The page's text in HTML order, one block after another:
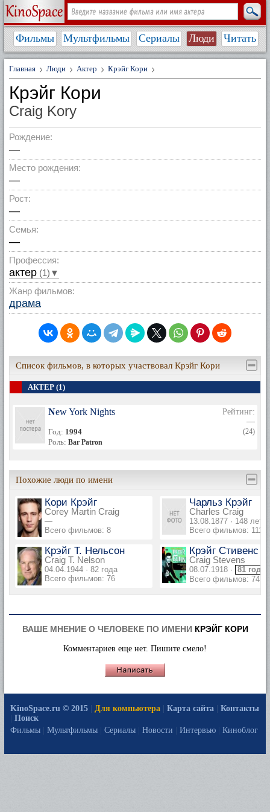
Фильмы Мультфильмы Сериалы Люди Читать
Главная Люди Актер Крэйг Кори
Крэйг Кори
Craig Kory
Рождение:
—
Место рождения:
—
Рост:
—
Семья:
—
Профессия:
актер (1)▼
Жанр фильмов:
драма
Список фильмов, в которых участвовал Крэйг Кори
АКТЕР (1)
New York Nights
Год: 1994
Роль: Bar Patron
Рейтинг:
—
(24)
Похожие люди по имени
Кори Крэйг
Corey Martin Craig
—
Всего фильмов: 8
Чарльз Крэйг
Charles Craig
13.08.1877 · 148 лет
Всего фильмов: 111
Крэйг Т. Нельсон
Craig T. Nelson
04.04.1944 · 82 года
Всего фильмов: 76
Крэйг Стивенс
Craig Stevens
08.07.1918 · 81 год
Всего фильмов: 74
ВАШЕ МНЕНИЕ О ЧЕЛОВЕКЕ ПО ИМЕНИ КРЭЙГ КОРИ
Комментариев еще нет. Пишите смело!
KinoSpace.ru © 2015 Для компьютера Карта сайта
Контакты
Поиск
Фильмы
Мультфильмы Сериалы Новости Интервью Киноблог